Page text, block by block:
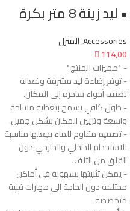
• ليد زينة 8 متر بكرة
Accessories
,المنزل
114,00
- *مميزات المنتج*
- توفر إضاءة ليد مشرقة وفعالة
تضيف أجواء ساحرة إلى المكان.
- طول كافي يسمح بتغطية مساحة
واسعة وتزيين المكان بشكل جميل.
- تصميم مقاوم للماء يجعلها مناسبة
للاستخدام الداخلي والخارجي دون
القلق من التلف.
- يمكن تثبيتها بسهولة في أماكن
مختلفة دون الحاجة إلى مهارات فنية
متخصصة.